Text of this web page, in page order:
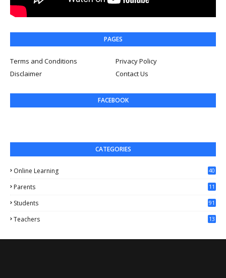
PAGES
Terms and Conditions
Privacy Policy
Disclaimer
Contact Us
FACEBOOK
CATEGORIES
Online Learning 40
Parents
11
Students 91
Teachers
13